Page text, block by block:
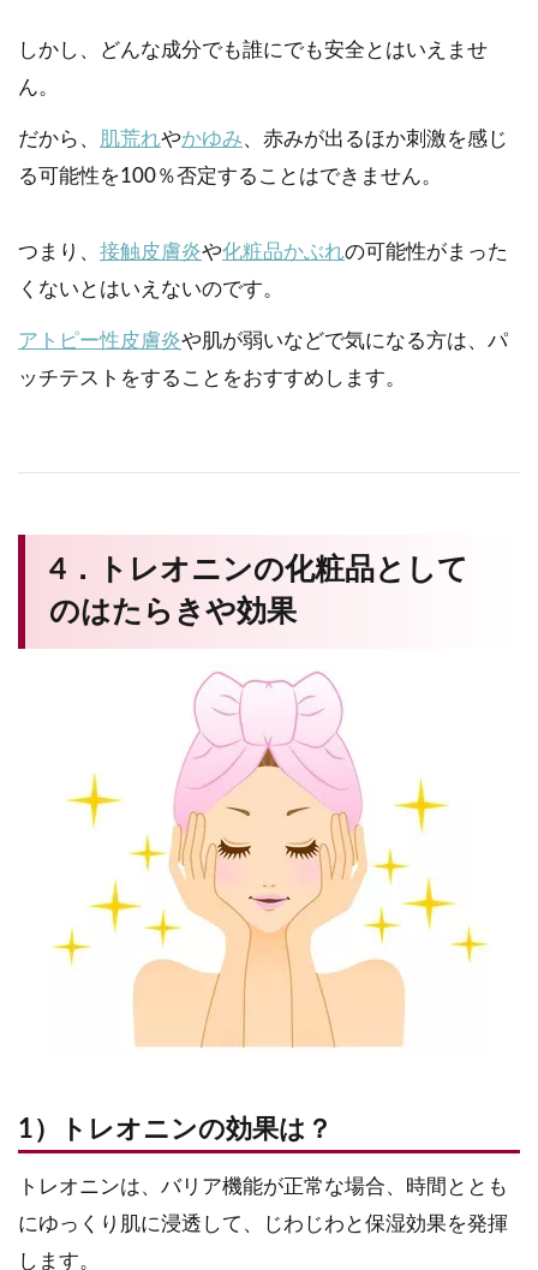
しかし、どんな成分でも誰にでも安全とはいえませ
ん。
だから、 肌荒れやかゆみ、赤みが出るほか刺激を感じ
る可能性を100％否定することはできません。
つまり、 接触皮膚炎や化粧品かぶれの可能性がまった
くないとはいえないのです。
アトピー性皮膚炎や肌が弱いなどで気になる方は、パ
ッチテストをすることをおすすめします。
4．トレオニンの化粧品として
のはたらきや効果
1）トレオニンの効果は？
トレオニンは、バリア機能が正常な場合、時間ととも
にゆっくり肌に浸透して、じわじわと保湿効果を発揮
します。